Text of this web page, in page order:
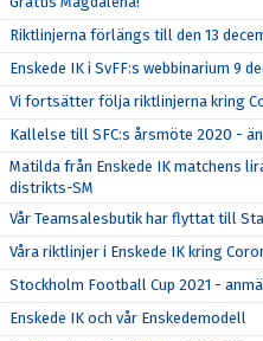
Riktlinjerna förlängs till den 13
Enskede IK i SvFF:s webbinarium 9
Vi fortsätter följa riktlinjerna kring
Kallelse till SFC:s årsmöte 2020 -
Matilda från Enskede IK matchens
distrikts-SM
Vår Teamsalesbutik har flyttat till
Våra riktlinjer i Enskede IK kring
Stockholm Football Cup 2021 -
Enskede IK och vår Enskedemodell